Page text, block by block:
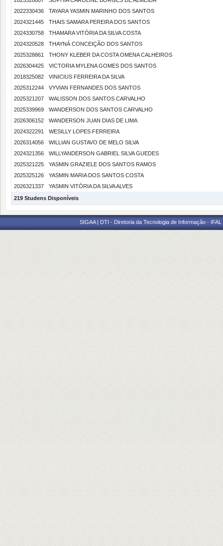
2022330436
TAYARA YASMIN MARINHO DOS SANTOS
2024321445
THAIS SAMARA PEREIRA DOS SANTOS
2024330758
THAMARA VITÓRIA DA SILVA COSTA
2024320528
THAYNÁ CONCEIÇÃO DOS SANTOS
2025328861
THONY KLEBER DA COSTA OMENA CALHEIROS
2026304425
VICTORIA MYLENA GOMES DOS SANTOS
2018325082
VINICIUS FERREIRA DA SILVA
2025312244
VYVIAN FERNANDES DOS SANTOS
2025321207
WALISSON DOS SANTOS CARVALHO
2025339969
WANDERSON DOS SANTOS CARVALHO
2026306152
WANDERSON JUAN DIAS DE LIMA
2024322291
WESILLY LOPES FERREIRA
2026314056
WILLIAN GUSTAVO DE MELO SILVA
2024321356
WILLYANDERSON GABRIEL SILVA GUEDES
2025321225
YASMIN GRAZIELE DOS SANTOS RAMOS
2025325126
YASMIN MARIA DOS SANTOS COSTA
2026321337
YASMIN VITÓRIA DA SILVA ALVES
219 Studens Disponíveis
SIGAA | DTI - Diretoria da Tecnologia de Informação -